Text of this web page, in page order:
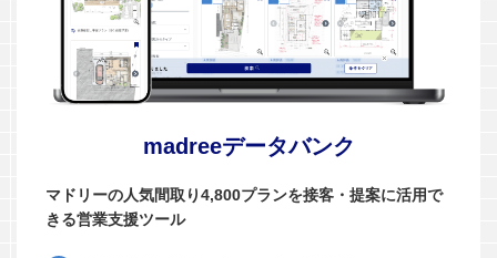
madreeデータバンク
マドリーの人気間取り4,800プランを接客・提案に活用で
きる営業支援ツール